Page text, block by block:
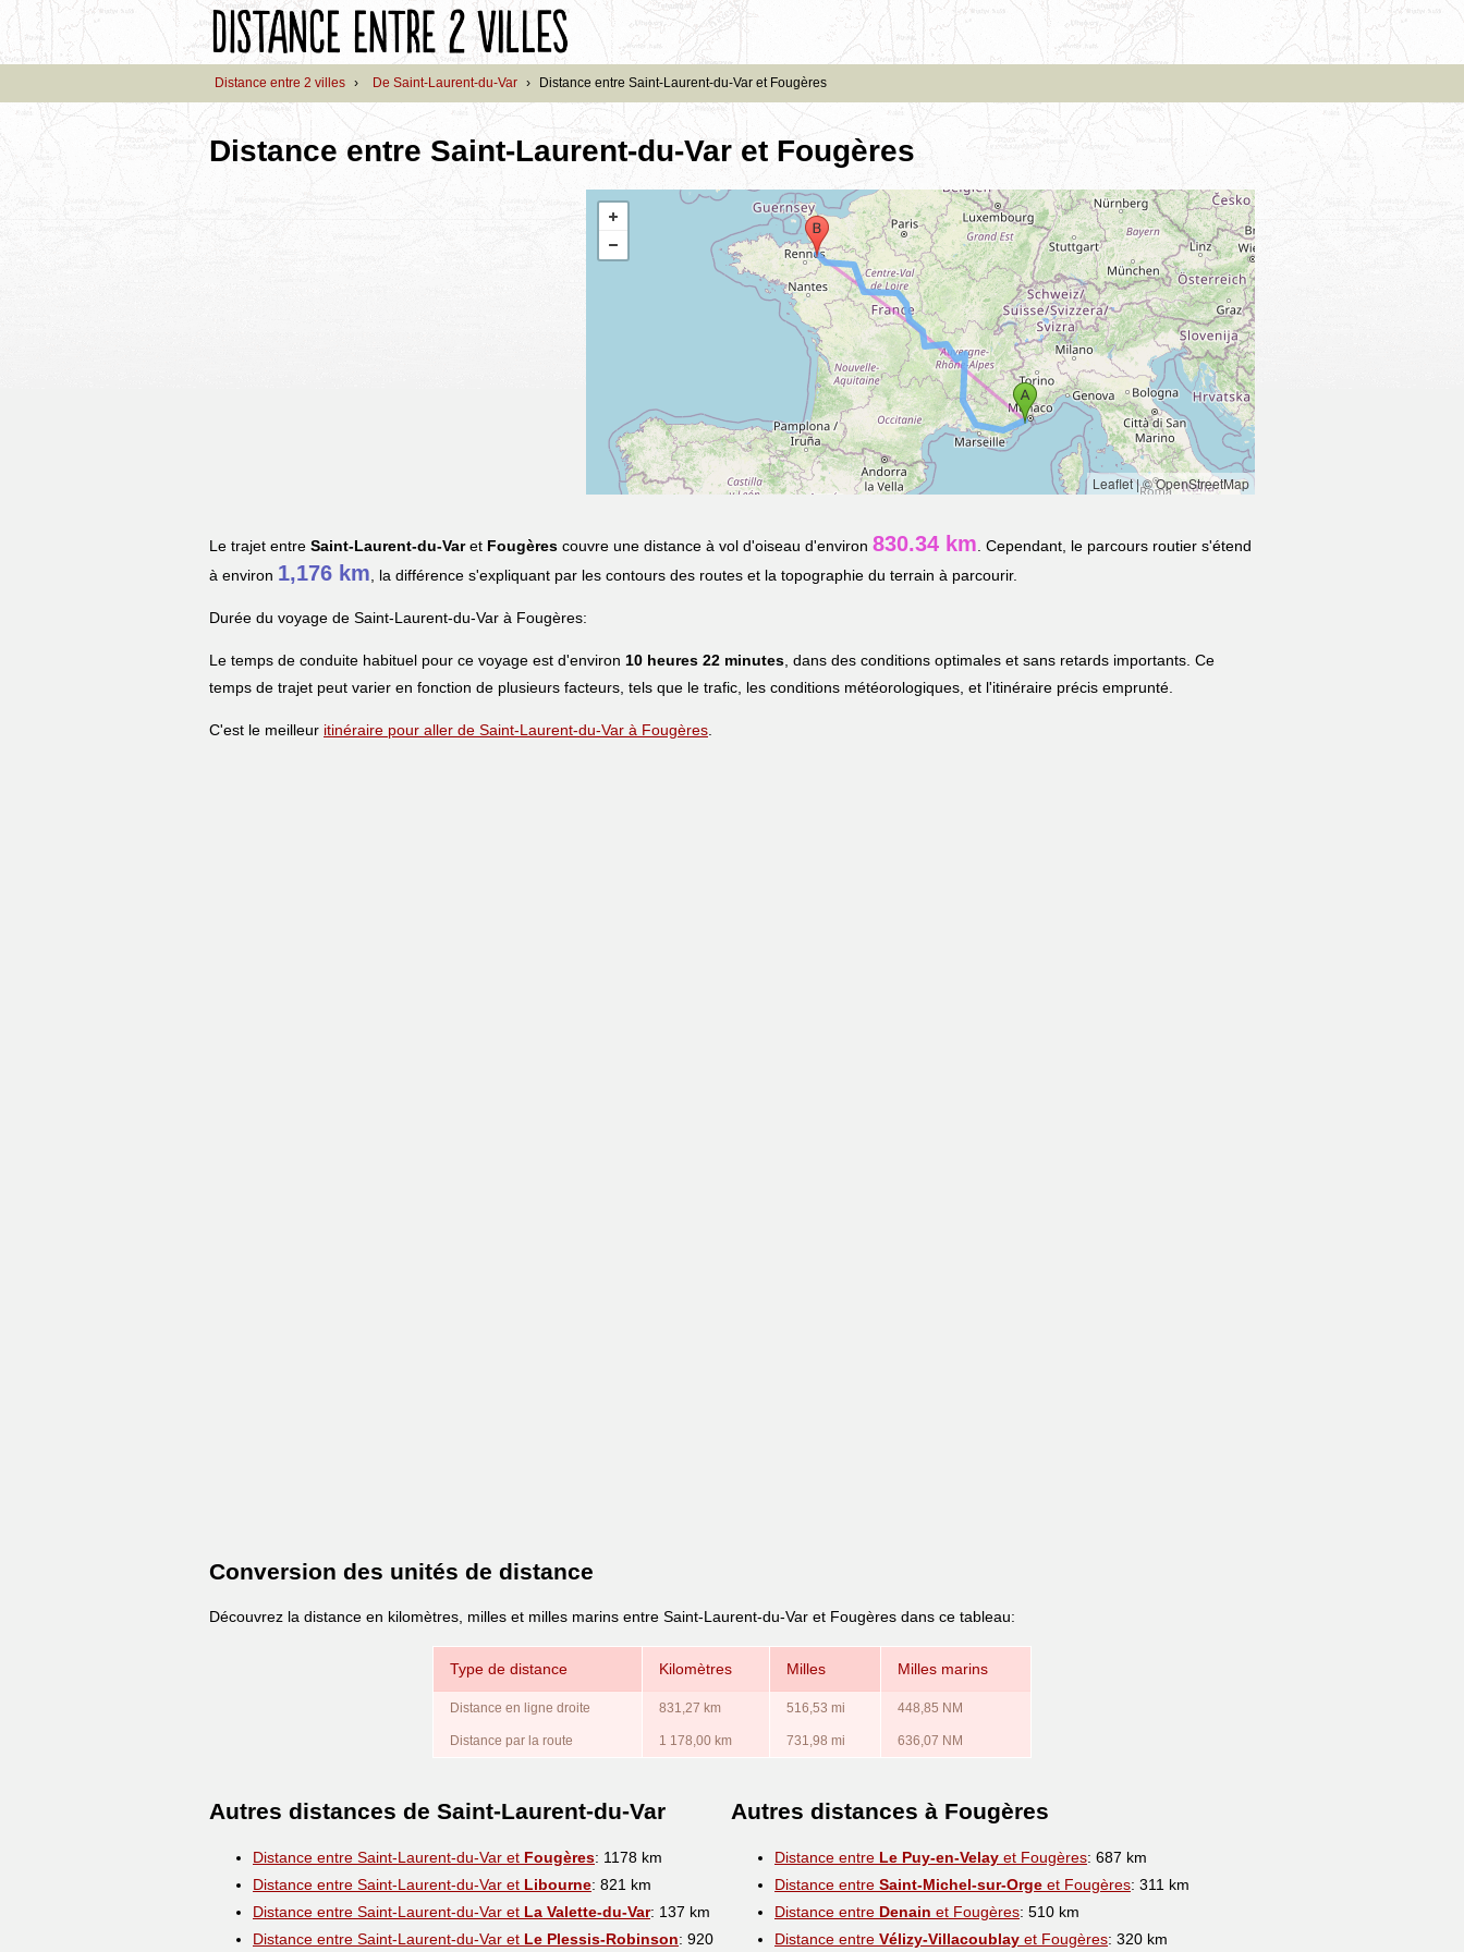
Distance entre 2 villes › De Saint-Laurent-du-Var › Distance entre Saint-Laurent-du-Var et Fougères
Distance entre Saint-Laurent-du-Var et Fougères
Leaflet|© OpenStreetMap
Le trajet entre Saint-Laurent-du-Varet Fougères couvre une distance à vol d'oiseau d'environ 830.34 km . Cependant, le parcours routier s'étend
à environ 1,176 km , la différence s'expliquant par les contours des routes et la topographie du terrain à parcourir.
Durée du voyage de Saint-Laurent-du-Var à Fougères:
Le temps de conduite habituel pour ce voyage est d'environ 10 heures 22 minutes , dans des conditions optimales et sans retards importants. Ce
temps de trajet peut varier en fonction de plusieurs facteurs, tels que le trafic, les conditions météorologiques, et l'itinéraire précis emprunté.
C'est le meilleur itinéraire pour aller de Saint-Laurent-du-Var à Fougères
Conversion des unités de distance
Découvrez la distance en kilomètres, milles et milles marins entre Saint-Laurent-du-Var et Fougères dans ce tableau:
Type de distance Kilomètres Milles Milles marins
Distance en ligne droite 831,27 km 516,53 mi 448,85 NM
Distance par la route 1 178,00 km 731,98 mi 636,07 NM
Autres distances de Saint-Laurent-du-Var
Distance entre Saint-Laurent-du-Var et Fougères: 1178 km
Distance entre Saint-Laurent-du-Var et Libourne: 821 km
Distance entre Saint-Laurent-du-Var et La Valette-du-Var: 137 km
Distance entre Saint-Laurent-du-Var et Le Plessis-Robinson: 920
Autres distances à Fougères
Distance entre Le Puy-en-Velay et Fougères: 687 km
Distance entre Saint-Michel-sur-Orge et Fougères: 311 km
Distance entre Denain et Fougères: 510 km
Distance entre Vélizy-Villacoublay et Fougères: 320 km